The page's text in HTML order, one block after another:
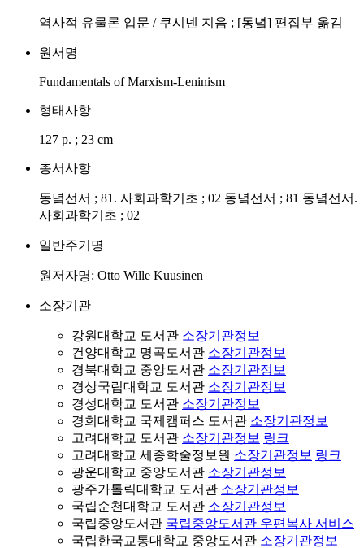
역사적 유물론 입문 / 쿠시넨 지음 ; [동녘] 편집부 옮김
원서명
Fundamentals of Marxism-Leninism
형태사항
127 p. ; 23 cm
총서사항
동녘선서 ; 81. 사회과학기초 ; 02 동녘선서 ; 81 동녘선서.
사회과학기초 ; 02
일반주기명
원저자명: Otto Wille Kuusinen
소장기관
강원대학교 도서관 소장기관정보
건양대학교 명곡도서관 소장기관정보
경북대학교 중앙도서관 소장기관정보
경상국립대학교 도서관 소장기관정보
경성대학교 도서관 소장기관정보
경희대학교 국제캠퍼스 도서관 소장기관정보
고려대학교 도서관 소장기관정보 링크
고려대학교 세종학술정보원 소장기관정보 링크
광운대학교 중앙도서관 소장기관정보
광주가톨릭대학교 도서관 소장기관정보
국립순천대학교 도서관 소장기관정보
국립중앙도서관 국립중앙도서관 우편복사 서비스
국립한국교통대학교 중앙도서관 소장기관정보